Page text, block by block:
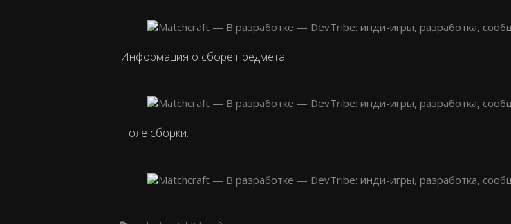
Информация о сборе предмета.
Поле сборки.